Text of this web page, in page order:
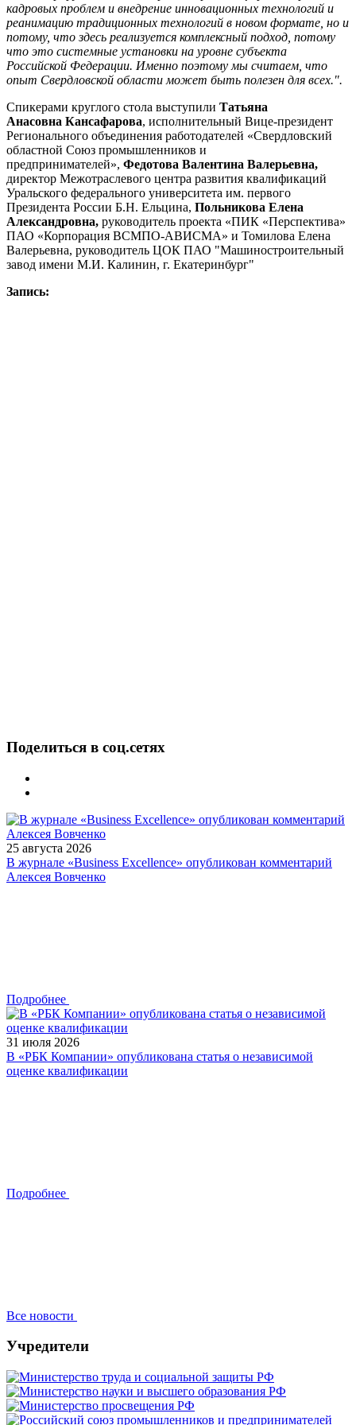
кадровых проблем и внедрение инновационных технологий и
реанимацию традиционных технологий в новом формате, но и
потому, что здесь реализуется комплексный подход, потому
что это системные установки на уровне субъекта
Российской Федерации. Именно поэтому мы считаем, что
опыт Свердловской области может быть полезен для всех.".
Спикерами круглого стола выступили Татьяна
Анасовна Кансафарова, исполнительный Вице-президент
Регионального объединения работодателей «Свердловский
областной Союз промышленников и
предпринимателей», Федотова Валентина Валерьевна,
директор Межотраслевого центра развития квалификаций
Уральского федерального университета им. первого
Президента России Б.Н. Ельцина, Польникова Елена
Александровна, руководитель проекта «ПИК «Перспектива»
ПАО «Корпорация ВСМПО-АВИСМА» и Томилова Елена
Валерьевна, руководитель ЦОК ПАО "Машиностроительный
завод имени М.И. Калинин, г. Екатеринбург"
Запись:
Поделиться в соц.сетях
25 августа 2026
В журнале «Business Excellence» опубликован комментарий
Алексея Вовченко
Подробнее
31 июля 2026
В «РБК Компании» опубликована статья о независимой
оценке квалификации
Подробнее
Все новости
Учредители